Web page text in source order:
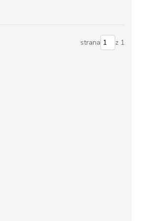
strana z 1